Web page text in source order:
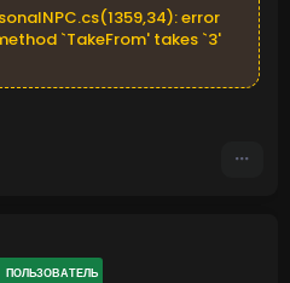
error
`TakeFrom' takes `3'
ПОЛЬЗОВАТЕЛЬ